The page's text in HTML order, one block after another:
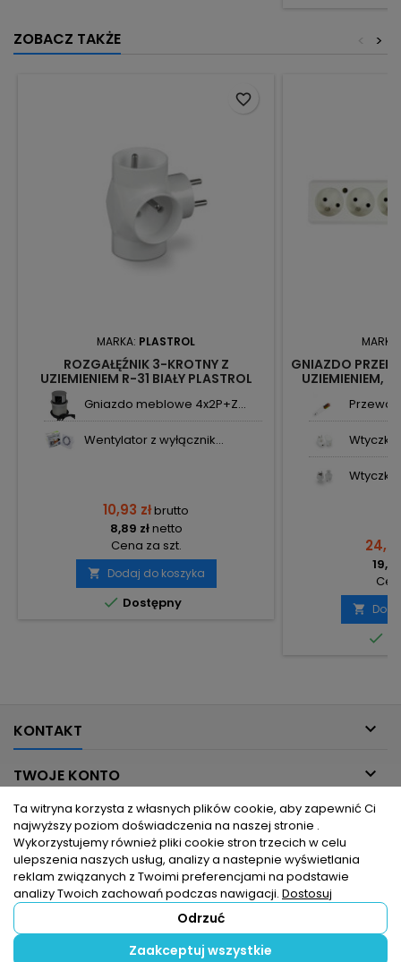
ZOBACZ TAKŻE >
<
MARKA: PLASTROL
ROZGAŁĘŹNIK 3-KROTNY Z
UZIEMIENIEM R-31 BIAŁY PLASTROL
Gniazdo meblowe 4x2P+Z...
Wentylator z wyłącznik...
10,93 złbrutto
8,89 złnetto
Cena za szt.
 Dodaj do koszyka
 Dostępny
favorite_border
GNIAZDO
UZIEMIENIEM,
Wtyczka
Wtyczka


KONTAKT 
TWOJE KONTO 
INFORMACJE DLA CIEBIE 
PRODUKTY
© Copyright 2026 hurtownia elektryczna dlaelektrykow.pl. Wszelkie
Ta witryna korzysta z własnych plików cookie, aby zapewnić Ci
najwyższy poziom doświadczenia na naszej stronie .
Wykorzystujemy również pliki cookie stron trzecich w celu
ulepszenia naszych usług, analizy a nastepnie wyświetlania
reklam związanych z Twoimi preferencjami na podstawie
analizy Twoich zachowań podczas nawigacji. Dostosuj
Odrzuć
Zaakceptuj wszystkie